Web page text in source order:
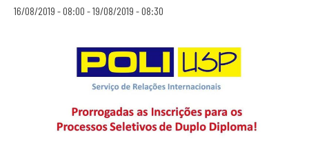
16/08/2019 - 08:00 -19/08/2019 - 08:30